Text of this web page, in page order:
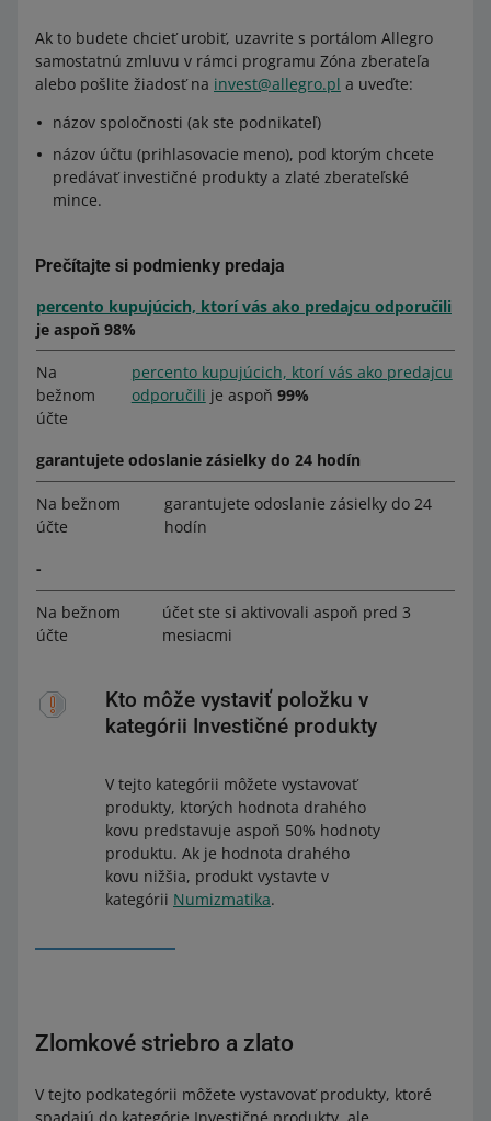
Ak to budete chcieť urobiť, uzavrite s portálom Allegro
samostatnú zmluvu v rámci programu Zóna zberateľa
alebo pošlite žiadosť na invest@allegro.pl a uveďte:
názov spoločnosti (ak ste podnikateľ)
názov účtu (prihlasovacie meno), pod ktorým chcete
predávať investičné produkty a zlaté zberateľské
mince.
Prečítajte si podmienky predaja
percento kupujúcich, ktorí vás ako predajcu odporučili
je aspoň 98%
Na
bežnom
účte
percento kupujúcich, ktorí vás ako predajcu
odporučili je aspoň 99%
garantujete odoslanie zásielky do 24 hodín
Na bežnom
účte
garantujete odoslanie zásielky do 24
hodín
-
Na bežnom
účte
účet ste si aktivovali aspoň pred 3
mesiacmi
Kto môže vystaviť položku v
kategórii Investičné produkty
V tejto kategórii môžete vystavovať
produkty, ktorých hodnota drahého
kovu predstavuje aspoň 50% hodnoty
produktu. Ak je hodnota drahého
kovu nižšia, produkt vystavte v
kategórii Numizmatika.
Zlomkové striebro a zlato
V tejto podkategórii môžete vystavovať produkty, ktoré